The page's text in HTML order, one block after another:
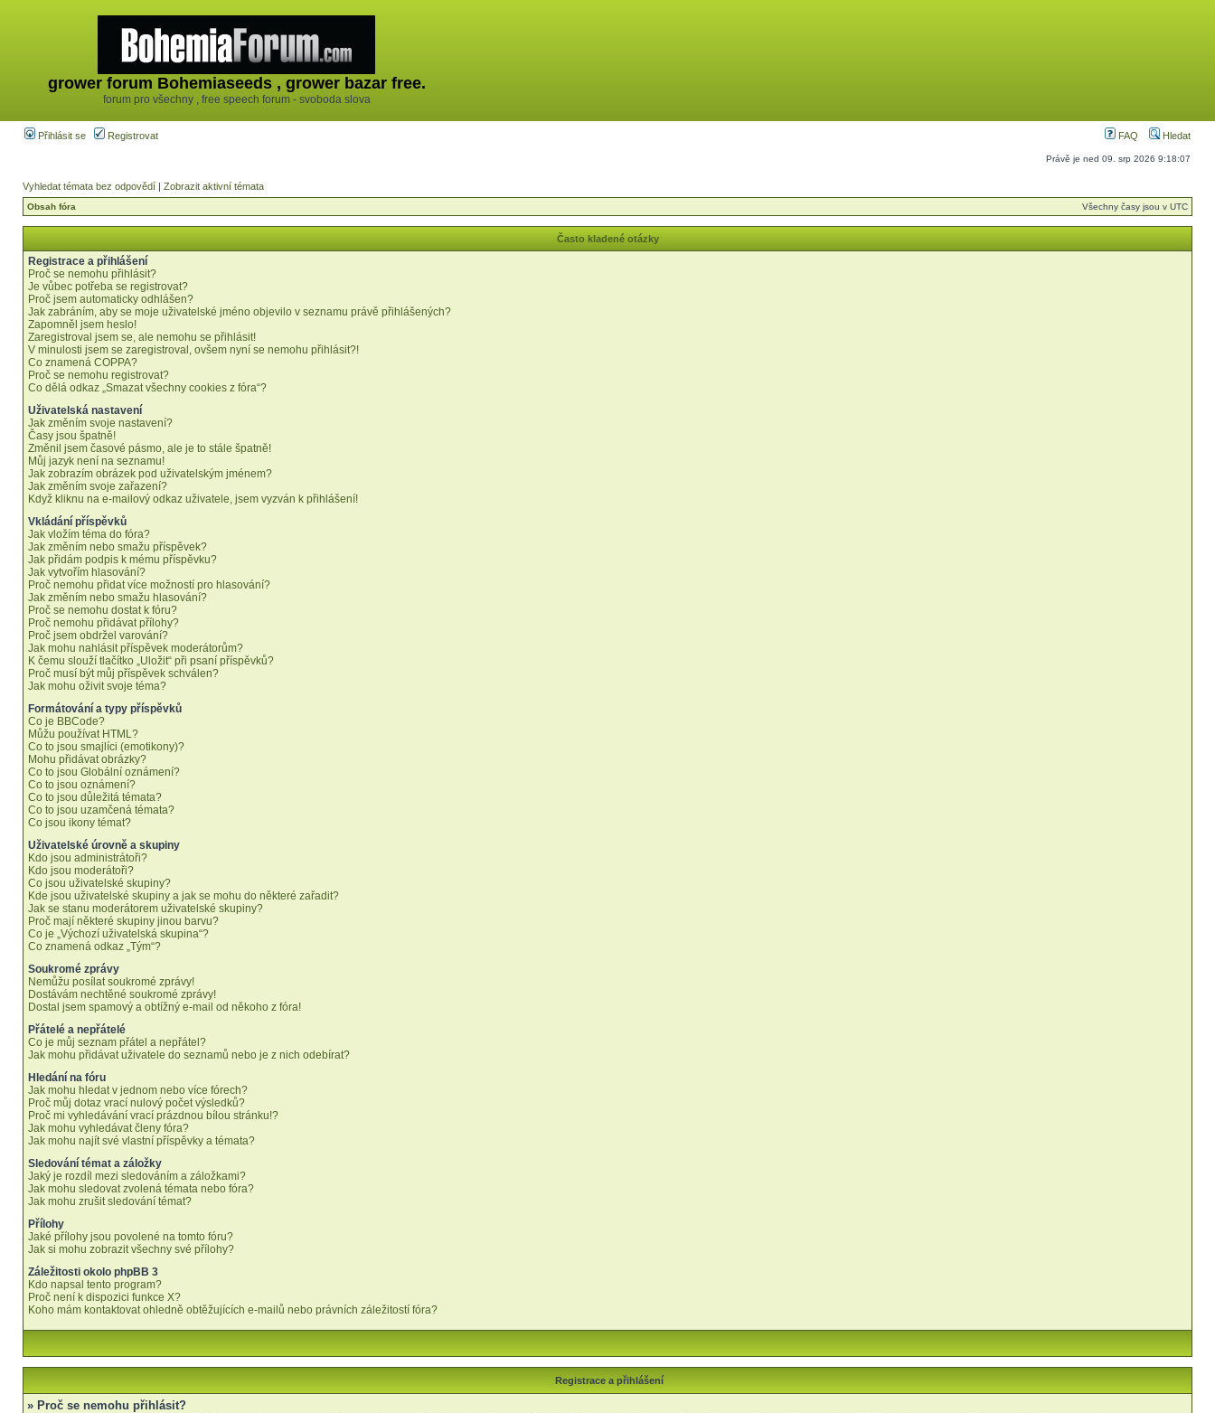
grower forum Bohemiaseeds , grower bazar free.
forum pro všechny , free speech forum - svoboda slova
Přihlásit se Registrovat FAQ Hledat
Právě je ned 09. srp 2026 9:18:07
Vyhledat témata bez odpovědí | Zobrazit aktivní témata
Obsah fóra Všechny časy jsou v UTC
Často kladené otázky
Registrace a přihlášení
Proč se nemohu přihlásit?
Je vůbec potřeba se registrovat?
Proč jsem automaticky odhlášen?
Jak zabráním, aby se moje uživatelské jméno objevilo v seznamu právě přihlášených?
Zapomněl jsem heslo!
Zaregistroval jsem se, ale nemohu se přihlásit!
V minulosti jsem se zaregistroval, ovšem nyní se nemohu přihlásit?!
Co znamená COPPA?
Proč se nemohu registrovat?
Co dělá odkaz „Smazat všechny cookies z fóra“?
Uživatelská nastavení
Jak změním svoje nastavení?
Časy jsou špatně!
Změnil jsem časové pásmo, ale je to stále špatně!
Můj jazyk není na seznamu!
Jak zobrazím obrázek pod uživatelským jménem?
Jak změním svoje zařazení?
Když kliknu na e-mailový odkaz uživatele, jsem vyzván k přihlášení!
Vkládání příspěvků
Jak vložím téma do fóra?
Jak změním nebo smažu příspěvek?
Jak přidám podpis k mému příspěvku?
Jak vytvořím hlasování?
Proč nemohu přidat více možností pro hlasování?
Jak změním nebo smažu hlasování?
Proč se nemohu dostat k fóru?
Proč nemohu přidávat přílohy?
Proč jsem obdržel varování?
Jak mohu nahlásit příspěvek moderátorům?
K čemu slouží tlačítko „Uložit“ při psaní příspěvků?
Proč musí být můj příspěvek schválen?
Jak mohu oživit svoje téma?
Formátování a typy příspěvků
Co je BBCode?
Můžu používat HTML?
Co to jsou smajlíci (emotikony)?
Mohu přidávat obrázky?
Co to jsou Globální oznámení?
Co to jsou oznámení?
Co to jsou důležitá témata?
Co to jsou uzamčená témata?
Co jsou ikony témat?
Uživatelské úrovně a skupiny
Kdo jsou administrátoři?
Kdo jsou moderátoři?
Co jsou uživatelské skupiny?
Kde jsou uživatelské skupiny a jak se mohu do některé zařadit?
Jak se stanu moderátorem uživatelské skupiny?
Proč mají některé skupiny jinou barvu?
Co je „Výchozí uživatelská skupina“?
Co znamená odkaz „Tým“?
Soukromé zprávy
Nemůžu posílat soukromé zprávy!
Dostávám nechtěné soukromé zprávy!
Dostal jsem spamový a obtížný e-mail od někoho z fóra!
Přátelé a nepřátelé
Co je můj seznam přátel a nepřátel?
Jak mohu přidávat uživatele do seznamů nebo je z nich odebírat?
Hledání na fóru
Jak mohu hledat v jednom nebo více fórech?
Proč můj dotaz vrací nulový počet výsledků?
Proč mi vyhledávání vrací prázdnou bílou stránku!?
Jak mohu vyhledávat členy fóra?
Jak mohu najít své vlastní příspěvky a témata?
Sledování témat a záložky
Jaký je rozdíl mezi sledováním a záložkami?
Jak mohu sledovat zvolená témata nebo fóra?
Jak mohu zrušit sledování témat?
Přílohy
Jaké přílohy jsou povolené na tomto fóru?
Jak si mohu zobrazit všechny své přílohy?
Záležitosti okolo phpBB 3
Kdo napsal tento program?
Proč není k dispozici funkce X?
Koho mám kontaktovat ohledně obtěžujících e-mailů nebo právních záležitostí fóra?
Registrace a přihlášení
» Proč se nemohu přihlásit?